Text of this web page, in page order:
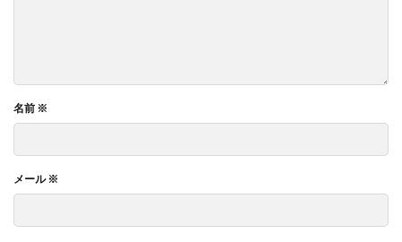
名前 ※
メール※